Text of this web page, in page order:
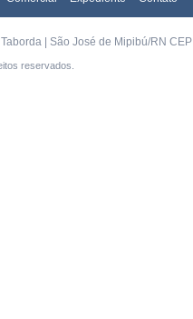
| São José de Mipibú/RN
reservados.